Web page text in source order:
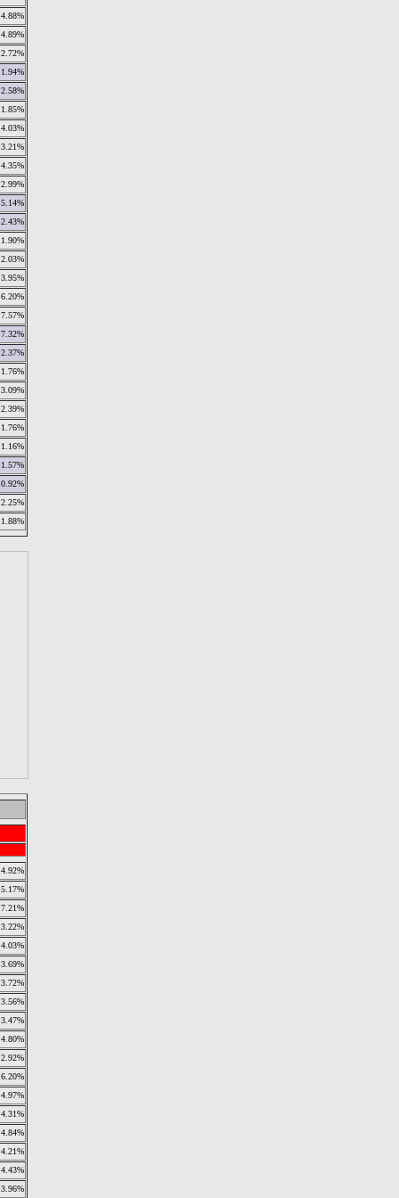
4.88%
4.89%
2.72%
1.94%
2.58%
1.85%
4.03%
3.21%
4.35%
2.99%
5.14%
2.43%
1.90%
2.03%
3.95%
6.20%
7.57%
7.32%
2.37%
1.76%
3.09%
2.39%
1.76%
1.16%
1.57%
0.92%
2.25%
1.88%
4.92%
5.17%
7.21%
3.22%
4.03%
3.69%
3.72%
3.56%
3.47%
4.80%
2.92%
6.20%
4.97%
4.31%
4.84%
4.21%
4.43%
3.96%